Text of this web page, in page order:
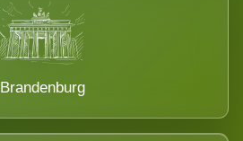
Brandenburg